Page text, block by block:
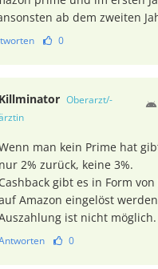
ab dem zweiten
0
Killminator Oberarzt/-
man kein Prime hat
nur 2% zurück, keine 3%.
Cashback gibt es in Form
Amazon eingelöst
ist nicht möglich.
0